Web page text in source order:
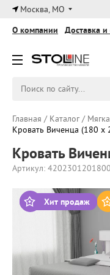
Москва, МО
О компании Доставка и
Главная / Каталог/
Кровать Виченца (180 х
Кровать
Артикул: 4202301201800
Хит продаж